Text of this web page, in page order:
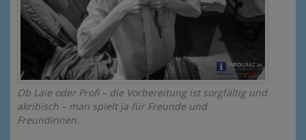
Ob Laie oder Profi – die Vorbereitung ist sorgfältig und
akribisch – man spielt ja für Freunde und
Freundinnen.